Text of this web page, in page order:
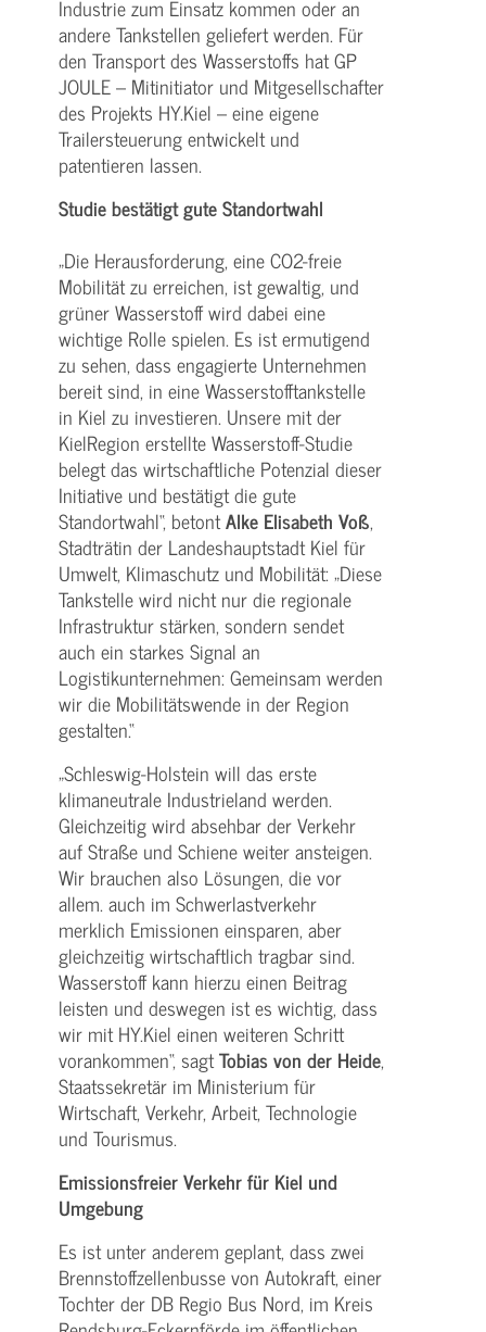
Industrie zum Einsatz kommen oder an
andere Tankstellen geliefert werden. Für
den Transport des Wasserstoffs hat GP
JOULE – Mitinitiator und Mitgesellschafter
des Projekts HY.Kiel – eine eigene
Trailersteuerung entwickelt und
patentieren lassen.
Studie bestätigt gute Standortwahl
„Die Herausforderung, eine CO2-freie
Mobilität zu erreichen, ist gewaltig, und
grüner Wasserstoff wird dabei eine
wichtige Rolle spielen. Es ist ermutigend
zu sehen, dass engagierte Unternehmen
bereit sind, in eine Wasserstofftankstelle
in Kiel zu investieren. Unsere mit der
KielRegion erstellte Wasserstoff-Studie
belegt das wirtschaftliche Potenzial dieser
Initiative und bestätigt die gute
Standortwahl“, betontAlke Elisabeth Voß,
Stadträtin der Landeshauptstadt Kiel für
Umwelt, Klimaschutz und Mobilität: „Diese
Tankstelle wird nicht nur die regionale
Infrastruktur stärken, sondern sendet
auch ein starkes Signal an
Logistikunternehmen: Gemeinsam werden
wir die Mobilitätswende in der Region
gestalten.“
„Schleswig-Holstein will das erste
klimaneutrale Industrieland werden.
Gleichzeitig wird absehbar der Verkehr
auf Straße und Schiene weiter ansteigen.
Wir brauchen also Lösungen, die vor
allem. auch im Schwerlastverkehr
merklich Emissionen einsparen, aber
gleichzeitig wirtschaftlich tragbar sind.
Wasserstoff kann hierzu einen Beitrag
leisten und deswegen ist es wichtig, dass
wir mit HY.Kiel einen weiteren Schritt
vorankommen“, sagtTobias von der Heide,
Staatssekretär im Ministerium für
Wirtschaft, Verkehr, Arbeit, Technologie
und Tourismus.
Emissionsfreier Verkehr für Kiel und
Umgebung
Es ist unter anderem geplant, dass zwei
Brennstoffzellenbusse von Autokraft, einer
Tochter der DB Regio Bus Nord, im Kreis